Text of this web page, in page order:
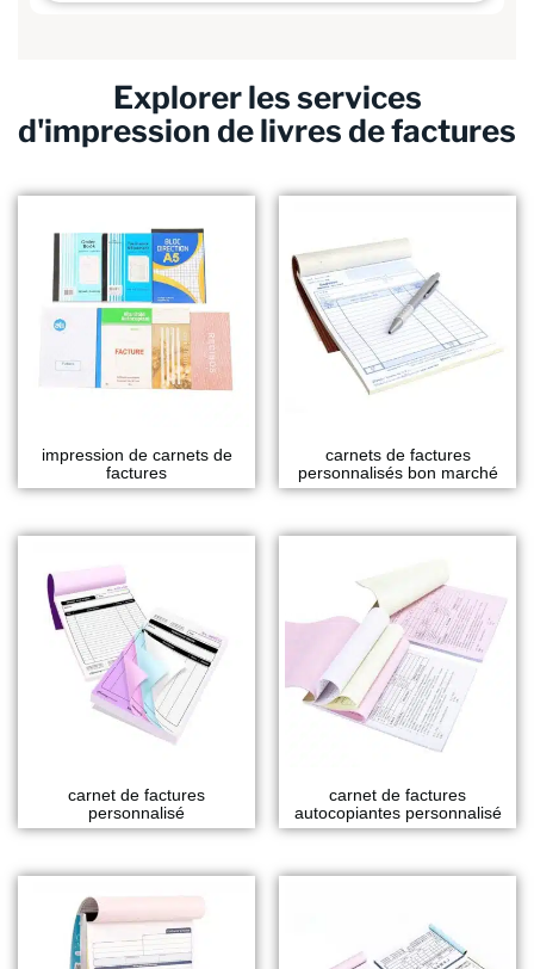
Explorer les services
d'impression de livres de factures
impression de carnets de
factures
carnets de factures
personnalisés bon marché
carnet de factures
personnalisé
carnet de factures
autocopiantes personnalisé